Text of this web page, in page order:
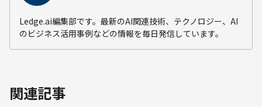
Ledge.ai編集部です。最新のAI関連技術、テクノロジー、AI
のビジネス活用事例などの情報を毎日発信しています。
関連記事